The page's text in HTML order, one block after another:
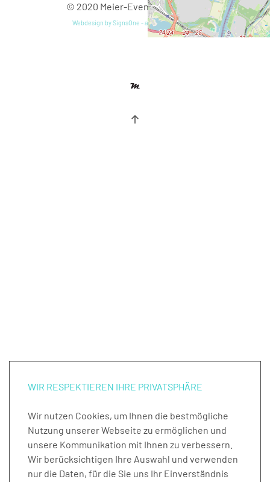
© 2020 Meier-Eventmodule GbR
Webdesign by SignsOne - all Rights Reserved
WIR RESPEKTIEREN IHRE PRIVATSPHÄRE
Wir nutzen Cookies, um Ihnen die bestmögliche
Nutzung unserer Webseite zu ermöglichen und
unsere Kommunikation mit Ihnen zu verbessern.
Wir berücksichtigen Ihre Auswahl und verwenden
nur die Daten, für die Sie uns Ihr Einverständnis